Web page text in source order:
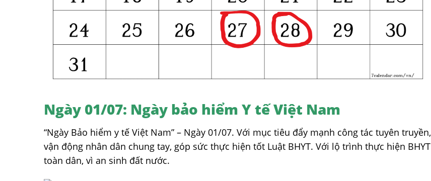
Ngày 01/07: Ngày bảo hiểm Y tế Việt Nam
“Ngày Bảo hiểm y tế Việt Nam” – Ngày 01/07. Với mục tiêu đẩy mạnh công tác tuyên truyền,
vận động nhân dân chung tay, góp sức thực hiện tốt Luật BHYT. Với lộ trình thực hiện BHYT
toàn dân, vì an sinh đất nước.